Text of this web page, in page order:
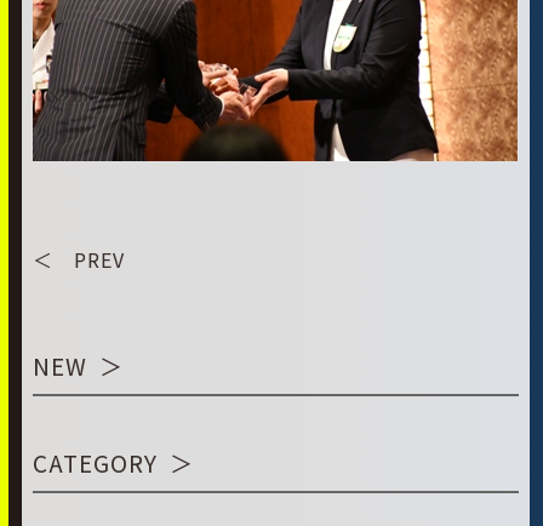
＜ PREV
NEW
CATEGORY